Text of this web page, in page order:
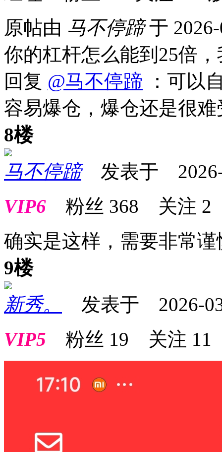
原帖由 马不停蹄于
你的杠杆怎么能到25倍
回复 @马不停蹄 ：可以
容易爆仓，爆仓还是很难
8楼
马不停蹄发表于 2026-
VIP6 粉丝 368 关注 2
确实是这样，需要非常谨
9楼
新秀。
发表于 2026-
VIP5 粉丝 19 关注 11